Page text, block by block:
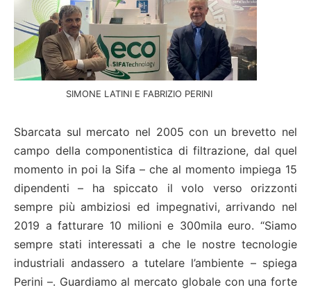
SIMONE LATINI E FABRIZIO PERINI
Sbarcata sul mercato nel 2005 con un brevetto nel
campo della componentistica di filtrazione, dal quel
momento in poi la Sifa – che al momento impiega 15
dipendenti – ha spiccato il volo verso orizzonti
sempre più ambiziosi ed impegnativi, arrivando nel
2019 a fatturare 10 milioni e 300mila euro. “Siamo
sempre stati interessati a che le nostre tecnologie
industriali andassero a tutelare l’ambiente – spiega
Perini –. Guardiamo al mercato globale con una forte